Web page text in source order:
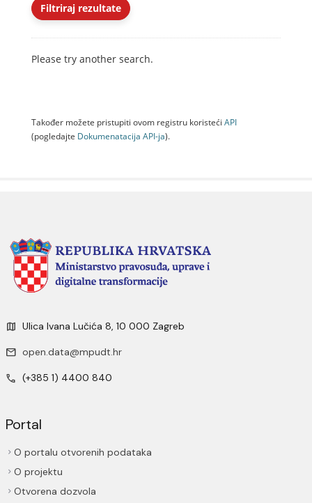
Filtriraj rezultate
Please try another search.
Također možete pristupiti ovom registru koristeći API
(pogledajte Dokumenаtаcijа API-jа).